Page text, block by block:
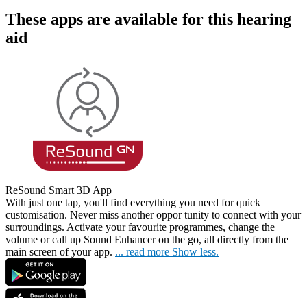
These apps are available for this hearing
aid
ReSound Smart 3D App
With just one tap, you'll find everything you need for quick
customisation. Never miss another opportunity to connect with your
surroundings. Activate your favourite programmes, change the
volume or call up Sound Enhancer on the go, all directly from the
main screen of your app. ... read more Show less.